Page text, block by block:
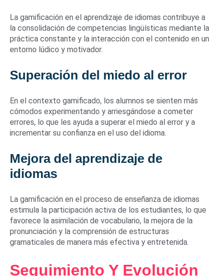
La gamificación en el aprendizaje de idiomas contribuye a
la consolidación de competencias lingüísticas mediante la
práctica constante y la interacción con el contenido en un
entorno lúdico y motivador.
Superación del miedo al error
En el contexto gamificado, los alumnos se sienten más
cómodos experimentando y arriesgándose a cometer
errores, lo que les ayuda a superar el miedo al error y a
incrementar su confianza en el uso del idioma.
Mejora del aprendizaje de
idiomas
La gamificación en el proceso de enseñanza de idiomas
estimula la participación activa de los estudiantes, lo que
favorece la asimilación de vocabulario, la mejora de la
pronunciación y la comprensión de estructuras
gramaticales de manera más efectiva y entretenida.
Seguimiento Y Evolución